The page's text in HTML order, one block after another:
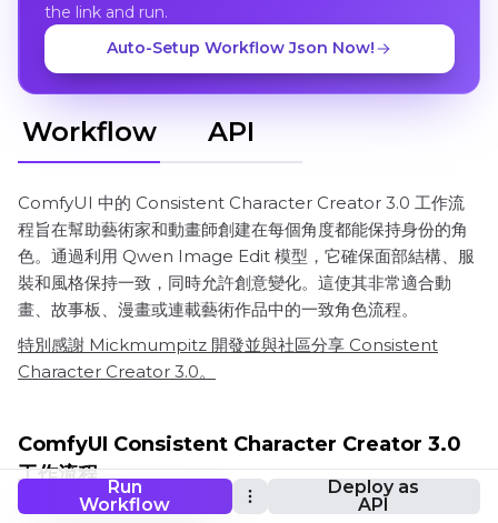
Run
Workflow
Deploy as
API
the link and run.
Auto-Setup Workflow Json Now!
Workflow API
ComfyUI 中的 Consistent Character Creator 3.0 工作流
程旨在幫助藝術家和動畫師創建在每個角度都能保持身份的角
色。通過利用 Qwen Image Edit 模型，它確保面部結構、服
裝和風格保持一致，同時允許創意變化。這使其非常適合動
畫、故事板、漫畫或連載藝術作品中的一致角色流程。
特別感謝 Mickmumpitz 開發並與社區分享 Consistent
Character Creator 3.0。
ComfyUI Consistent Character Creator 3.0
工作流程